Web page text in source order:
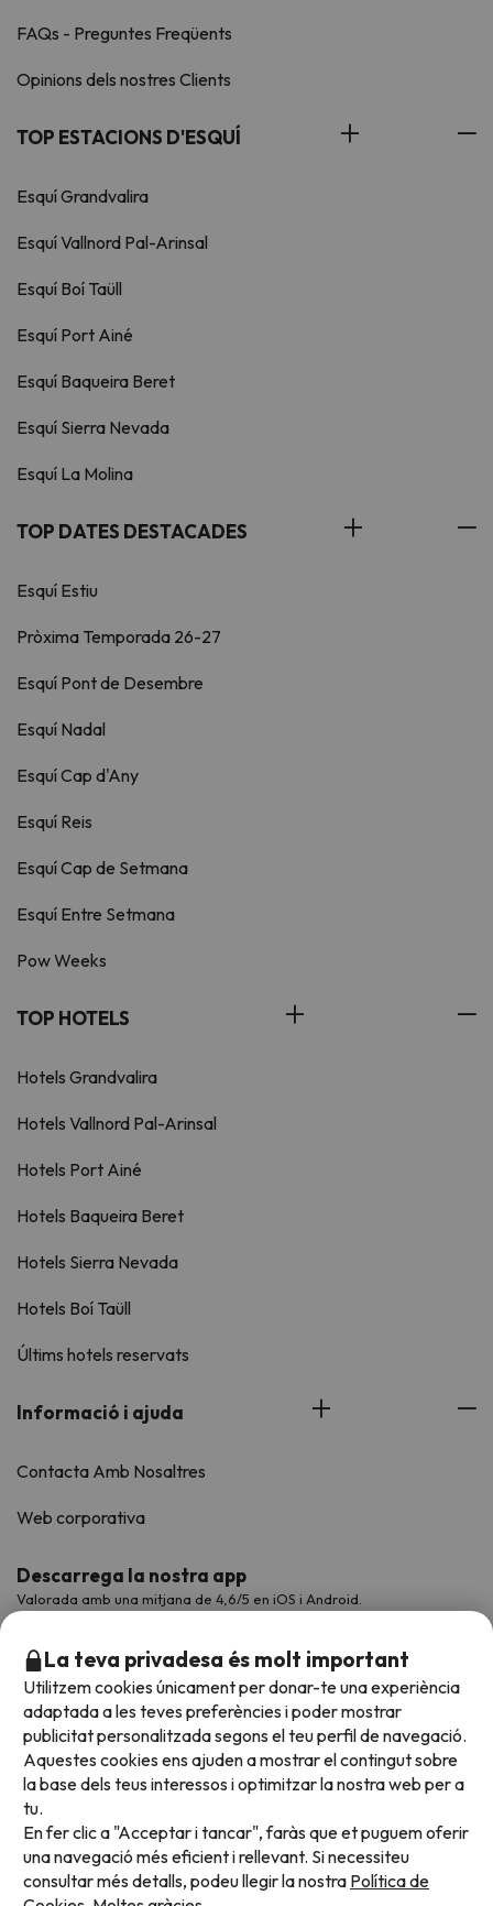
FAQs - Preguntes Freqüents
Opinions dels nostres Clients
TOP ESTACIONS D'ESQUÍ
Esquí Grandvalira
Esquí Vallnord Pal-Arinsal
Esquí Boí Taüll
Esquí Port Ainé
Esquí Baqueira Beret
Esquí Sierra Nevada
Esquí La Molina
TOP DATES DESTACADES
Esquí Estiu
Pròxima Temporada 26-27
Esquí Pont de Desembre
Esquí Nadal
Esquí Cap d'Any
Esquí Reis
Esquí Cap de Setmana
Esquí Entre Setmana
Pow Weeks
TOP HOTELS
Hotels Grandvalira
Hotels Vallnord Pal-Arinsal
Hotels Port Ainé
Hotels Baqueira Beret
Hotels Sierra Nevada
Hotels Boí Taüll
Últims hotels reservats
Informació i ajuda
Contacta Amb Nosaltres
Web corporativa
Descarrega la nostra app
Valorada amb una mitjana de 4,6/5 en iOS i Android.
Acceptem
La teva privadesa és molt important
Utilitzem cookies únicament per donar-te una experiència
adaptada a les teves preferències i poder mostrar
publicitat personalitzada segons el teu perfil de navegació.
Aquestes cookies ens ajuden a mostrar el contingut sobre
la base dels teus interessos i optimitzar la nostra web per a
tu.
En fer clic a "Acceptar i tancar", faràs que et puguem oferir
una navegació més eficient i rellevant. Si necessiteu
consultar més detalls, podeu llegir la nostra Política de